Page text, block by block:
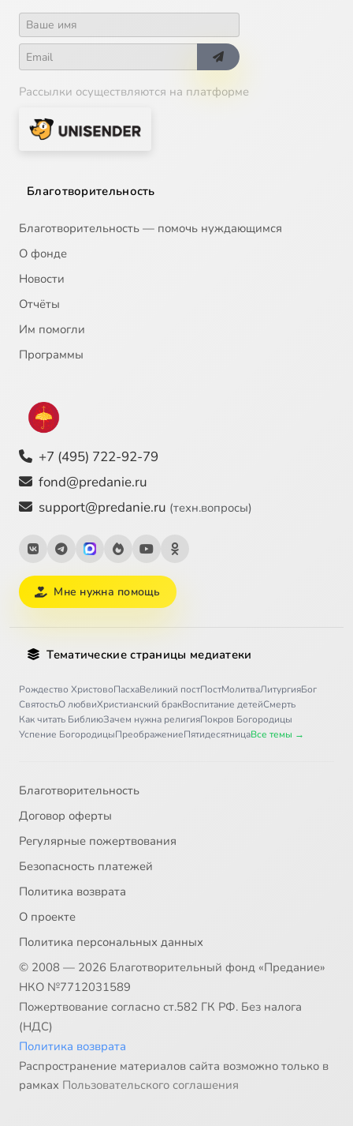
Рассылки осуществляются на платформе
Благотворительность
Благотворительность — помочь нуждающимся
О фонде
Новости
Отчёты
Им помогли
Программы
+7 (495) 722-92-79
fond@predanie.ru
support@predanie.ru (техн.вопросы)
Мне нужна помощь
Тематические страницы медиатеки
Рождество ХристовоПасхаВеликий постПостМолитваЛитургияБог
СвятостьО любвиХристианский бракВоспитание детейСмерть
Как читать БиблиюЗачем нужна религияПокров Богородицы
Успение БогородицыПреображениеПятидесятницаВсе темы →
Благотворительность
Договор оферты
Регулярные пожертвования
Безопасность платежей
Политика возврата
О проекте
Политика персональных данных
© 2008 — 2026 Благотворительный фонд «Предание»
НКО №7712031589
Пожертвование согласно ст.582 ГК РФ. Без налога
(НДС)
Политика возврата
Распространение материалов сайта возможно только в
рамках Пользовательского соглашения